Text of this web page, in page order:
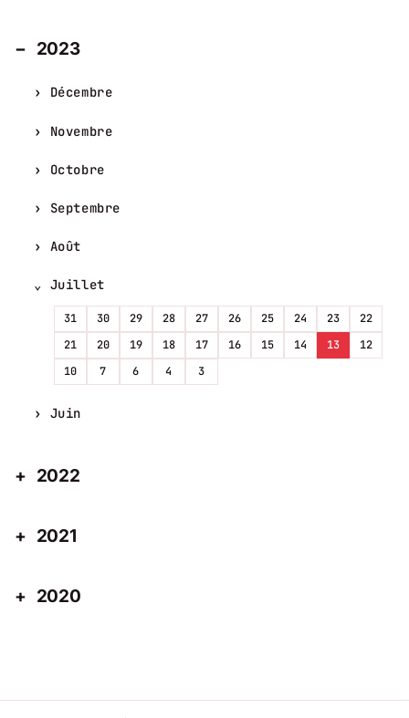
2023
Décembre
Novembre
Octobre
Septembre
Août
Juillet
31 30 29 28 27 26 25 24 23
22
21
20 19 18 17 16 15 14 13
12
10
7 6 4 3
Juin
2022
2021
2020